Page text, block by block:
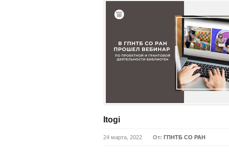
Itogi
24 марта, 2022 От: ГПНТБ СО РАН